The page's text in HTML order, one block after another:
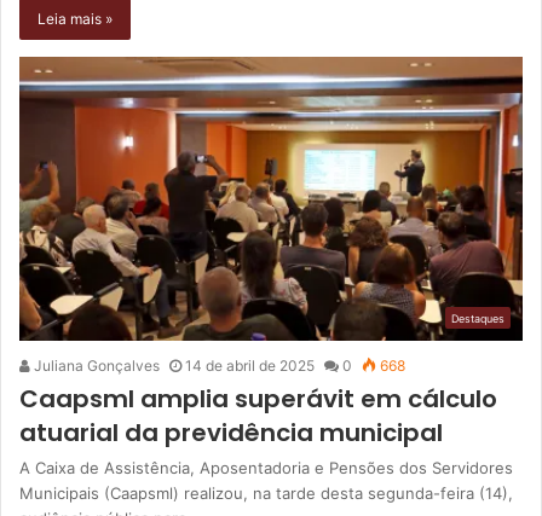
Leia mais »
Destaques
Juliana Gonçalves 14 de abril de 2025 0 668
Caapsml amplia superávit em cálculo
atuarial da previdência municipal
A Caixa de Assistência, Aposentadoria e Pensões dos Servidores
Municipais (Caapsml) realizou, na tarde desta segunda-feira (14),